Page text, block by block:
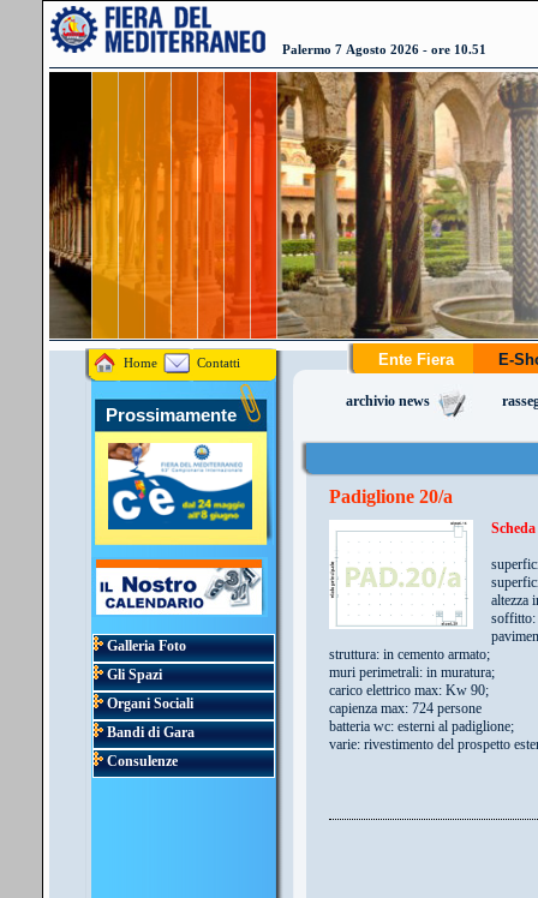
Palermo 7 Agosto 2026 - ore 10.51
Home Contatti
Prossimamente
Galleria Foto
Gli Spazi
Organi Sociali
Bandi di Gara
Consulenze
Ente Fiera E-
archivio news
Padiglione 20/a
altezza
soffitto:
struttura: in cemento armato;
muri perimetrali: in muratura;
carico elettrico max: Kw 90;
capienza max: 724 persone
batteria wc: esterni al padiglione;
varie: rivestimento del prospetto